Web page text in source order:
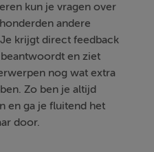
kun je vragen over
andere
krijgt direct feedback
en ziet
nog wat extra
Zo ben je altijd
en ga je fluitend het
door.